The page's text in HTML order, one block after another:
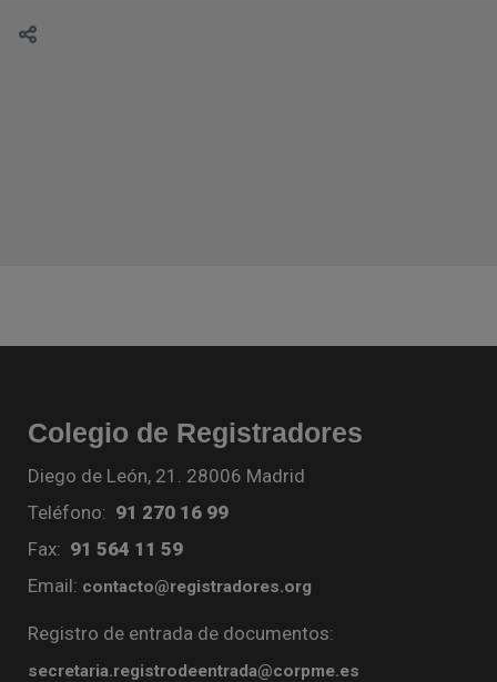
Colegio de Registradores
Diego de León, 21. 28006 Madrid
Teléfono: 91 270 16 99
Fax: 91 564 11 59
Email: contacto@registradores.org
Registro de entrada de documentos:
secretaria.registrodeentrada@corpme.es